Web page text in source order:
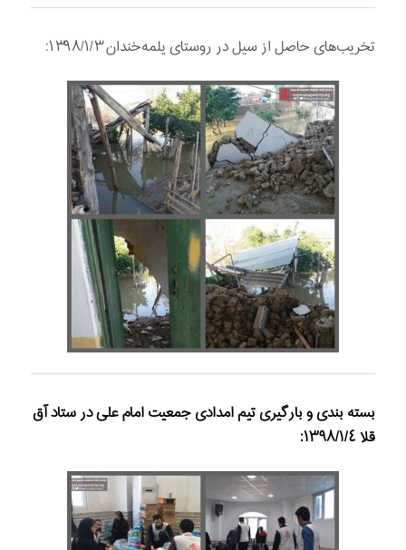
تخریب‌های حاصل از سیل در روستای یلمه‌خندان ۱۳۹۸/۱/۳:
بسته بندی و بارگيری تيم امدادی جمعيت امام علی در ستاد آق
قلا ١٣٩٨/١/٤: